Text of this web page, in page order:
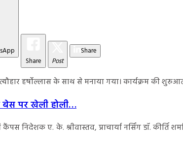
Share
Post
Share
हर्षोल्लास के साथ से मनाया गया। कार्यक्रम की
बेस पर खेली होली…
ए. के. श्रीवास्तव, प्राचार्या नर्सिंग डॉ. कीर्ति